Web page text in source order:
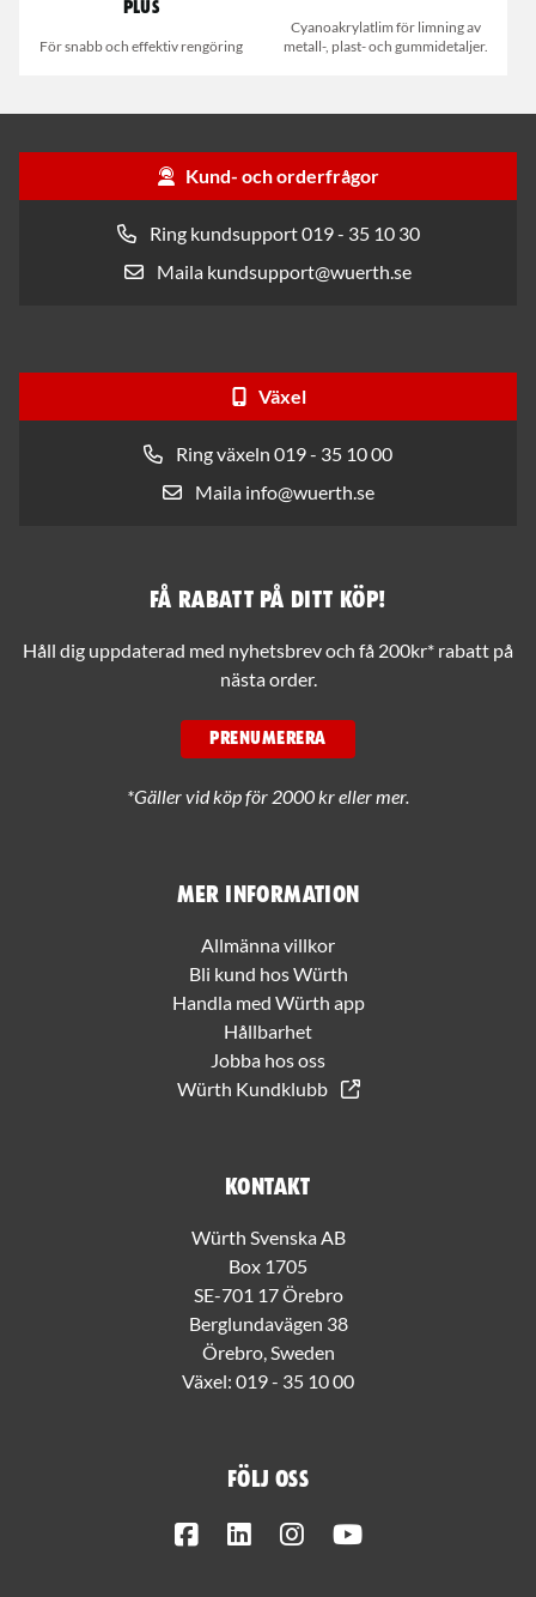
Plus
För snabb och effektiv rengöring
Cyanoakrylatlim för limning av
metall-, plast- och gummidetaljer.
Kund- och orderfrågor
Ring kundsupport 019 - 35 10 30
Maila kundsupport@wuerth.se
Växel
Ring växeln 019 - 35 10 00
Maila info@wuerth.se
Mer information
Allmänna villkor
Bli kund hos Würth
Handla med Würth app
Hållbarhet
Jobba hos oss
Würth Kundklubb
Kontakt
Würth Svenska AB
Box 1705
SE-701 17 Örebro
Berglundavägen 38
Örebro, Sweden
Växel: 019 - 35 10 00
Följ oss
FacebookLinkedInInstagram
Få rabatt på ditt köp!
Håll dig uppdaterad med nyhetsbrev och få 200kr* rabatt på
nästa order.
PRENUMERERA
*Gäller vid köp för 2000 kr eller mer.